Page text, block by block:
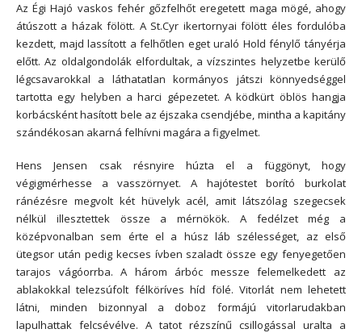
Az Égi Hajó vaskos fehér gőzfelhőt eregetett maga mögé, ahogy
átúszott a házak fölött. A St.Cyr ikertornyai fölött éles fordulóba
kezdett, majd lassított a felhőtlen eget uraló Hold fénylő tányérja
előtt. Az oldalgondolák elfordultak, a vízszintes helyzetbe kerülő
légcsavarokkal a láthatatlan kormányos játszi könnyedséggel
tartotta egy helyben a harci gépezetet. A ködkürt öblös hangja
korbácsként hasított bele az éjszaka csendjébe, mintha a kapitány
szándékosan akarná felhívni magára a figyelmet.
Hens Jensen csak résnyire húzta el a függönyt, hogy
végigmérhesse a vasszörnyet. A hajótestet borító burkolat
ránézésre megvolt két hüvelyk acél, amit látszólag szegecsek
nélkül illesztettek össze a mérnökök. A fedélzet még a
középvonalban sem érte el a húsz láb szélességet, az első
ütegsor után pedig kecses ívben szaladt össze egy fenyegetően
tarajos vágóorrba. A három árbóc messze felemelkedett az
ablakokkal telezsúfolt félköríves híd fölé. Vitorlát nem lehetett
látni, minden bizonnyal a doboz formájú vitorlarudakban
lapulhattak felcsévélve. A tatot rézszínű csillogással uralta a